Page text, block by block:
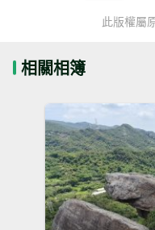
此版權屬
相關相簿